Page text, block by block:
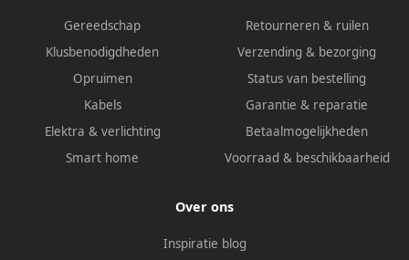
Gereedschap
Klusbenodigdheden
Opruimen
Kabels
Elektra & verlichting
Smart home
Retourneren & ruilen
Verzending & bezorging
Status van bestelling
Garantie & reparatie
Betaalmogelijkheden
Voorraad & beschikbaarheid
Over ons
Inspiratie blog